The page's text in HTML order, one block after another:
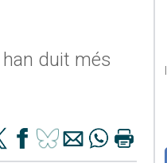
duit més